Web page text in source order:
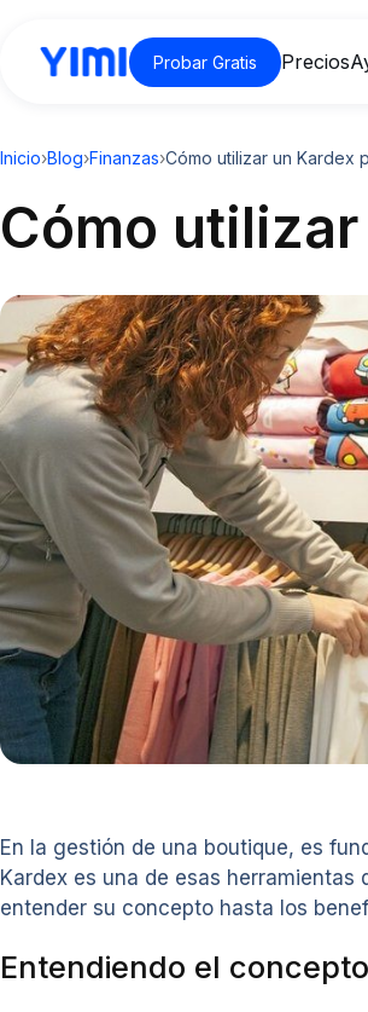
Probar Gratis Precios
Inicio›Blog›Finanzas›Cómo utilizar un Kardex
Cómo
En la gestión de una boutique, es
Kardex es una de esas
entender su concepto hasta los
Entendiendo el